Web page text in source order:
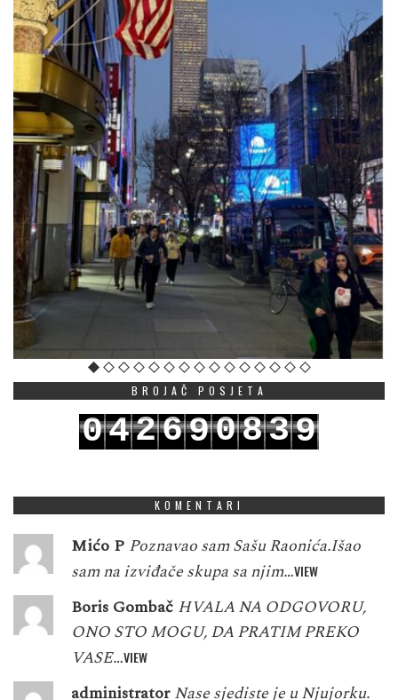
BROJAČ POSJETA
042690839
KOMENTARI
Mićo P Poznavao sam Sašu Raonića.Išao
sam na izviđače skupa sa njim…VIEW
Boris Gombač HVALA NA ODGOVORU,
ONO STO MOGU, DA PRATIM PREKO
VASE…VIEW
administrator Nase sjediste je u Njujorku.